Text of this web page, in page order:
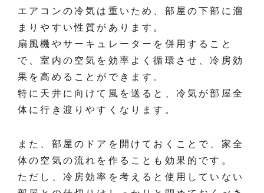
エアコンの冷気は重いため、部屋の下部に溜
まりやすい性質があります。
扇風機やサーキュレーターを併用すること
で、室内の空気を効率よく循環させ、冷房効
果を高めることができます。
特に天井に向けて風を送ると、冷気が部屋全
体に行き渡りやすくなります。
また、部屋のドアを開けておくことで、家全
体の空気の流れを作ることも効果的です。
ただし、冷房効率を考えると使用していない